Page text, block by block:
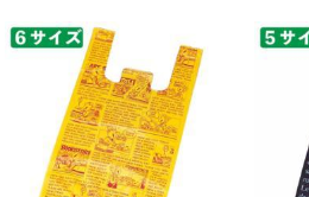
※日祝除く12時まで
61-294-5-7
(7). 15×31[20]×横マチ10cm 西25号／東
税抜 ￥4,340 /単価￥1.20